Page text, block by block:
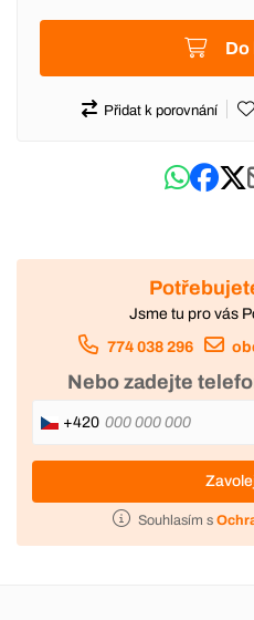
Do
Přidat k porovnání
Jsme tu pro vás
774 038 296
Nebo zadejte
+420
Souhlasím s